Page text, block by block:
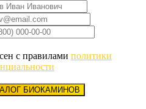
с правилами политики
БИОКАМИНОВ